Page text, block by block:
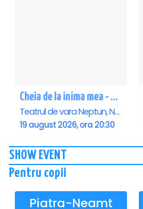
Cheia de la inima mea - Neptun
Teatrul de vara Neptun, Neptun
19 august 2026, ora 20:30
SHOW EVENT
Pentru copii
Piatra-Neamt